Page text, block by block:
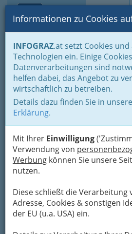
Suche
Informationen zu Cookies
INFOGRAZ.at setzt Cookies
Technologien ein. Einige
Datenverarbeitungen sind
helfen dabei, das Angebot zu
wirtschaftlich zu betreiben.
Details dazu finden Sie in
Erklärung.
Mit Ihrer Einwilligung
Verwendung von
Werbung können Sie unsere
nutzen.
Diese schließt die Verarbeitung
Adresse, Cookies & sonstigen
der EU (u.a. USA) ein.
Home Branchen
Wohnen & Einrichten
Probleme und Notfälle
Feuerlöscher
Feuerlöscher
Bezirksauswahl
Euro - Feuerlöscher
Idlhofgasse 16, 8020 Graz
Karte & Routenplaner
Kategorien